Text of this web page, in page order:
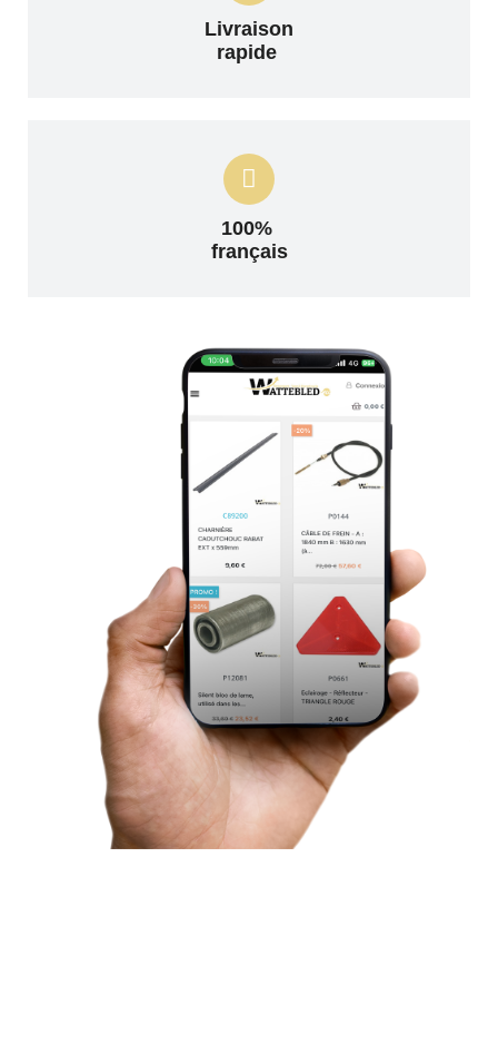
Livraison
rapide
100%
français